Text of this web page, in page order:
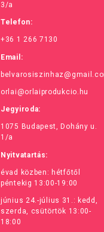
3/a
Telefon:
+36 1 266 7130
Email:
orlai@orlaiprodukcio.hu
Jegyiroda:
1075 Budapest, Dohány u.
1/a
Nyitvatartás:
évad közben: hétfőtől
péntekig 13:00-19:00
június 24.-július 31.: kedd,
szerda, csütörtök 13:00-
18:00